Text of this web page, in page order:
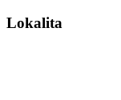
Lokalita